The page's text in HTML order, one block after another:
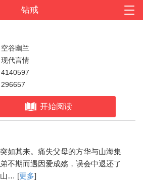
钻戒
谷幽兰
代言情
4140597
开始阅读
如其来。痛失父母的方华与山海集
不期而遇因爱成殇，误会中退还了
山… [更多]